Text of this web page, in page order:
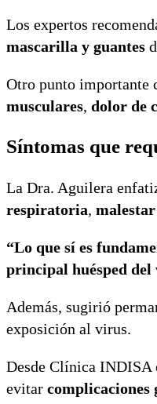
Los expertos
mascarilla y guantes
Otro punto importante
musculares, dolor de
Síntomas que
La Dra. Aguilera
respiratoria,
“Lo que sí es
principal huésped del
Además, sugirió
exposición al virus.
Desde Clínica INDISA
evitar complicaciones